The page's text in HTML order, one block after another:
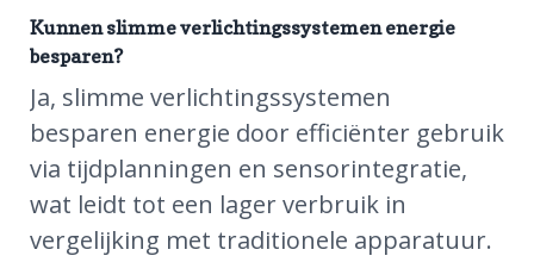
Kunnen slimme verlichtingssystemen energie
besparen?
Ja, slimme verlichtingssystemen
besparen energie door efficiënter gebruik
via tijdplanningen en sensorintegratie,
wat leidt tot een lager verbruik in
vergelijking met traditionele apparatuur.